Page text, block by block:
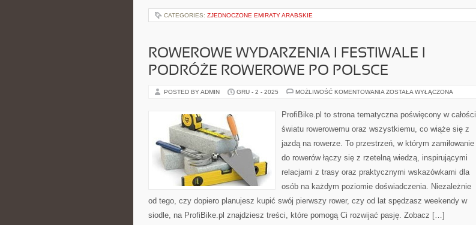
CATEGORIES: ZJEDNOCZONE EMIRATY ARABSKIE
ROWEROWE WYDARZENIA I FESTIWALE I
PODRÓŻE ROWEROWE PO POLSCE
POSTED BY ADMIN GRU - 2 - 2025 MOŻLIWOŚĆ KOMENTOWANIA ROWEROWE
FESTIWALE
I
ROWEROWE
POLSCE
ZOSTAŁA WYŁĄCZONA
ProfiBike.pl to strona tematyczna poświęcony w całości
światu rowerowemu oraz wszystkiemu, co wiąże się z
jazdą na rowerze. To przestrzeń, w którym zamiłowanie
do rowerów łączy się z rzetelną wiedzą, inspirującymi
relacjami z trasy oraz praktycznymi wskazówkami dla
osób na każdym poziomie doświadczenia. Niezależnie
od tego, czy dopiero planujesz kupić swój pierwszy rower, czy od lat spędzasz weekendy w
siodle, na ProfiBike.pl znajdziesz treści, które pomogą Ci rozwijać pasję. Zobacz […]